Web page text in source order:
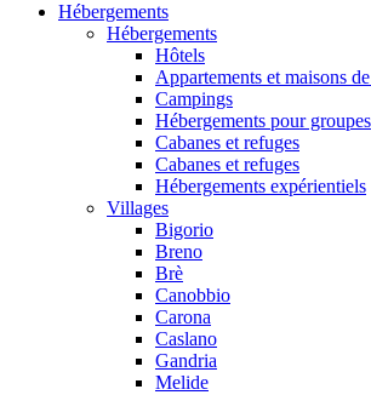
Hébergements
Hébergements
Hôtels
Appartements et maisons
Campings
Hébergements pour groupes
Cabanes et refuges
Cabanes et refuges
Hébergements expérientiels
Villages
Bigorio
Breno
Brè
Canobbio
Carona
Caslano
Gandria
Melide